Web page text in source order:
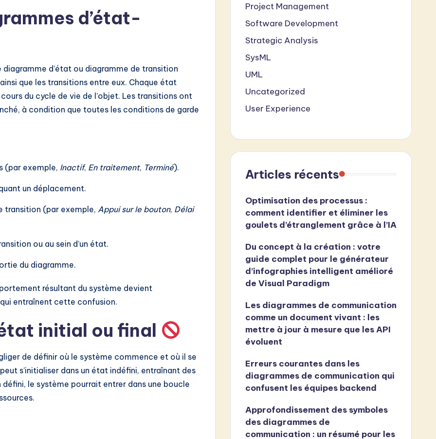
d’état-
d’état ou diagramme de transition
que les transitions entre eux. Chaque état
du cycle de vie de l’objet. Les transitions ont
à condition que toutes les conditions de garde
(par exemple, Inactif, En traitement, Terminé).
un déplacement.
transition (par exemple, Appui sur le bouton, Délai
ou au sein d’un état.
du diagramme.
résultant du système devient
entraînent cette confusion.
initial ou final
de définir où le système commence et où il se
s’initialiser dans un état indéfini, entraînant des
le système pourrait entrer dans une boucle
Project Management
Software Development
Strategic Analysis
SysML
UML
Uncategorized
User Experience
Articles récents
Optimisation des processus :
comment identifier et éliminer les
goulets d’étranglement grâce à l’IA
Du concept à la création : votre
guide complet pour le générateur
d’infographies intelligent amélioré
de Visual Paradigm
Les diagrammes de communication
comme un document vivant : les
mettre à jour à mesure que les API
évoluent
Erreurs courantes dans les
diagrammes de communication qui
confusent les équipes backend
Approfondissement des symboles
des diagrammes de
communication : un résumé pour les